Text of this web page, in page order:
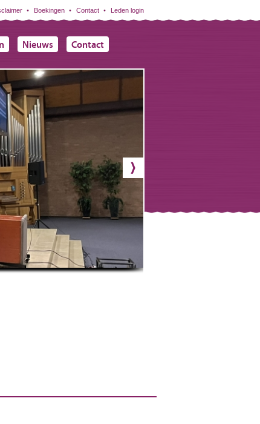
Boekingen Contact Leden login
Nieuws Contact